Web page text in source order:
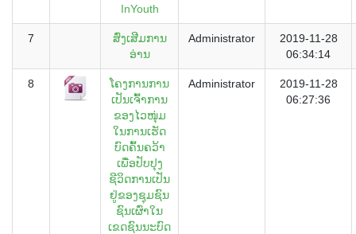
InYouth
7
ສົ່ງເສີມການ
ອ່ານ
Administrator
2019-11-28
06:34:14
8
ໂຄງການການ
ເປັນເຈົ້າການ
ຂອງໄວໜຸ່ມ
ໃນການເຮັດ
ບົດຄົ້ນຄວ້າ
ເພ່ື່ອປັບປຸງ
ຊີວິດການເປັນ
ຢູ່ຂອງຊຸມຊົນ
ຊົນເຜົ່າໃນ
ເຂດຊົນນະບົດ
Administrator
2019-11-28
06:27:36